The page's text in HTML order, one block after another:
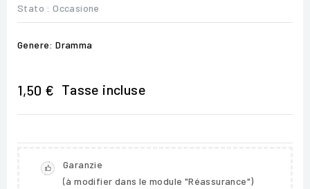
Stato : Occasione
Genere: Dramma
1,50 € Tasse incluse
Garanzie
(à modifier dans le module "Réassurance")